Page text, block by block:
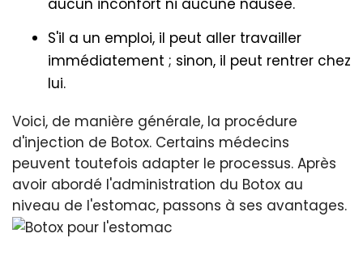
S'il a un emploi, il peut aller travailler
immédiatement ; sinon, il peut rentrer chez
lui.
Voici, de manière générale, la procédure
d'injection de Botox. Certains médecins
peuvent toutefois adapter le processus. Après
avoir abordé l'administration du Botox au
niveau de l'estomac, passons à ses avantages.